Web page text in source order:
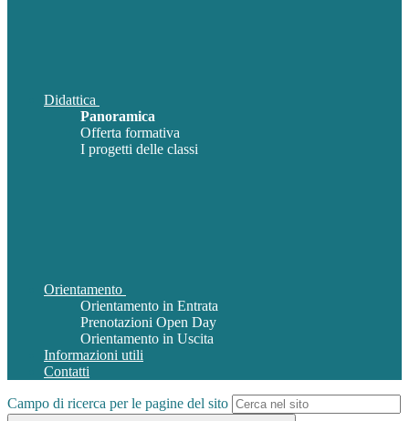
Didattica
Panoramica
Offerta formativa
I progetti delle classi
Orientamento
Orientamento in Entrata
Prenotazioni Open Day
Orientamento in Uscita
Informazioni utili
Contatti
Campo di ricerca per le pagine del sito